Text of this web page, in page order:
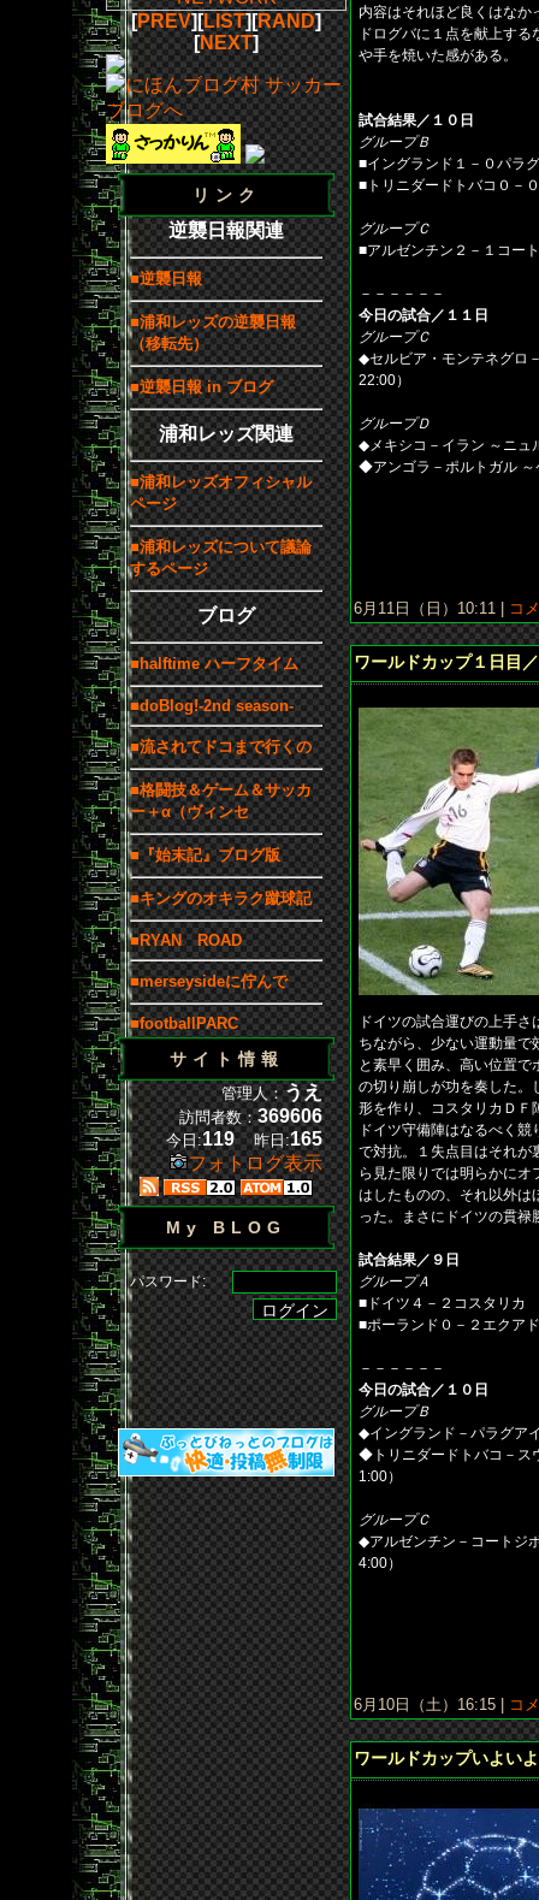
[PREV][LIST][RAND]
[NEXT]
リンク
逆襲日報関連
■逆襲日報
■浦和レッズの逆襲日報
（移転先）
■逆襲日報 in ブログ
浦和レッズ関連
■浦和レッズオフィシャル
ページ
■浦和レッズについて議論
するページ
ブログ
■halftime ハーフタイム
■doBlog!-2nd season-
■流されてドコまで行くの
■格闘技＆ゲーム＆サッカ
ー＋α（ヴィンセ
■『始末記』ブログ版
■キングのオキラク蹴球記
■RYAN ROAD
■merseysideに佇んで
■footballPARC
サイト情報
管理人：うえ
訪問者数：369606
今日:119 昨日:165
フォトログ表示
My BLOG
パスワード:
内容はそれほど良くはな
ドログバに１点を献上す
や手を焼いた感がある。
試合結果／１０日
グループＢ
■イングランド１－０パラ
■トリニダードトバコ０－
グループＣ
■アルゼンチン２－１コー
－－－－－－
今日の試合／１１日
グループＣ
◆セルビア・モンテネグロ
22:00）
グループＤ
◆メキシコ－イラン ～ニュ
◆アンゴラ－ポルトガル
6月11日（日）10:11 | コ
ワールドカップ１日目
ドイツの試合運びの上手
ちながら、少ない運動量
と素早く囲み、高い位置
の切り崩しが功を奏した。
形を作り、コスタリカＤＦ
ドイツ守備陣はなるべく
で対抗。１失点目はそれが
ら見た限りでは明らかに
はしたものの、それ以外は
った。まさにドイツの貫禄
試合結果／９日
グループＡ
■ドイツ４－２コスタリカ
■ポーランド０－２エクア
－－－－－－
今日の試合／１０日
グループＢ
◆イングランド－パラグア
◆トリニダードトバコ－ス
1:00）
グループＣ
◆アルゼンチン－コートジ
4:00）
6月10日（土）16:15 | コ
ワールドカップいよい